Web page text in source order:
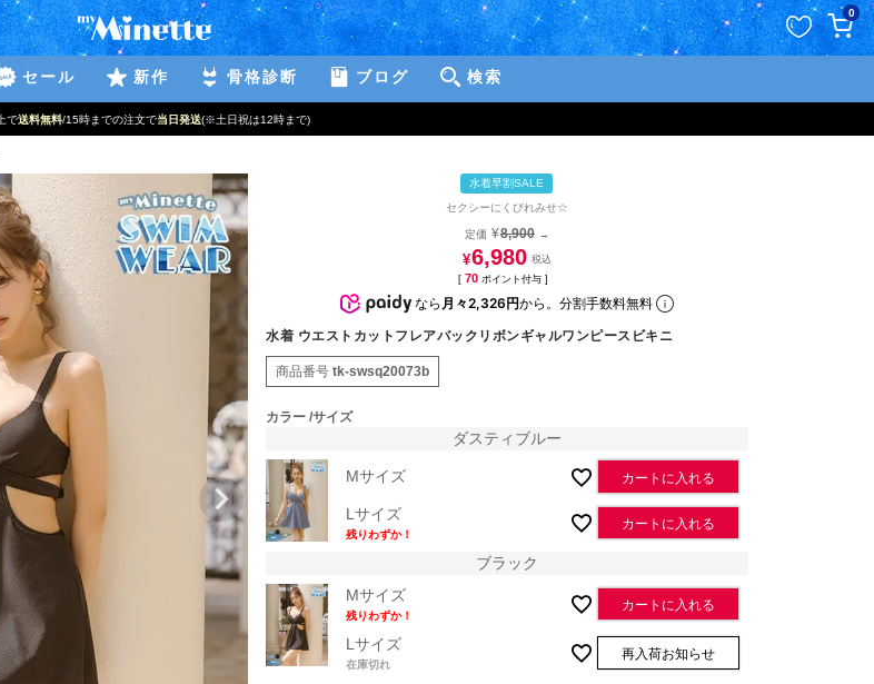
0
セール 新作 骨格診断 ブログ 検索
で送料無料/15時までの注文で当日発送(※土日祝は12時まで)
水着早割SALE
セクシーにくびれみせ☆
定価 ¥8,900 →
¥6,980
[ 70 ポイント付与 ]
なら 月々2,326円から。分割手数料無料
水着 ウエストカットフレアバックリボンギャルワンピースビキニ
商品番号 tk-swsq20073b
カラー サイズ
ダスティブルー
Mサイズ カートに入れる
Lサイズ
残りわずか！
カートに入れる
ブラック
Mサイズ
残りわずか！
カートに入れる
Lサイズ
在庫切れ
再入荷お知らせ
ペー
ジト
ップ